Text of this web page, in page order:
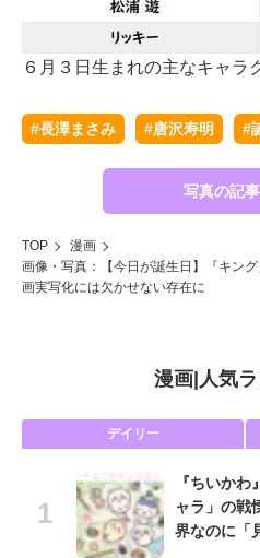
６月３日生まれの主なキャラ
#長澤まさみ #唐沢寿明 #
写真の記
TOP
漫画
画像・写真：【今日が誕生日】『キン
画実写化には欠かせない存在に
漫画| 人気
デイリー
『ちいか
ャラ」の
界なのに「